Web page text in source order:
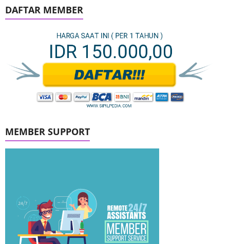
DAFTAR MEMBER
MEMBER SUPPORT